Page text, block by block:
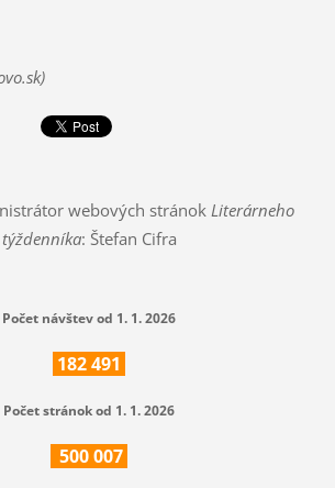
webových stránok Literárneho
týždenníka: Štefan Cifra
Počet návštev od 1. 1. 2026
182491
Počet stránok od 1. 1. 2026
500007